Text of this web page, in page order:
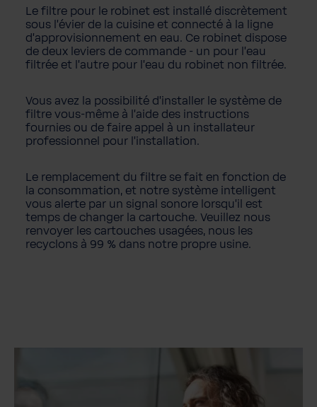
Le filtre pour le robinet est installé discrètement
sous l'évier de la cuisine et connecté à la ligne
d'approvisionnement en eau. Ce robinet dispose
de deux leviers de commande - un pour l'eau
filtrée et l'autre pour l'eau du robinet non filtrée.
Vous avez la possibilité d'installer le système de
filtre vous-même à l'aide des instructions
fournies ou de faire appel à un installateur
professionnel pour l'installation.
Le remplacement du filtre se fait en fonction de
la consommation, et notre système intelligent
vous alerte par un signal sonore lorsqu'il est
temps de changer la cartouche. Veuillez nous
renvoyer les cartouches usagées, nous les
recyclons à 99 % dans notre propre usine.